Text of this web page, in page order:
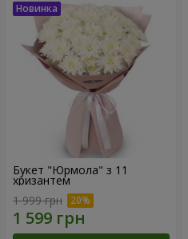
Букет "Юрмола" з 11
хризантем
1 999 грн